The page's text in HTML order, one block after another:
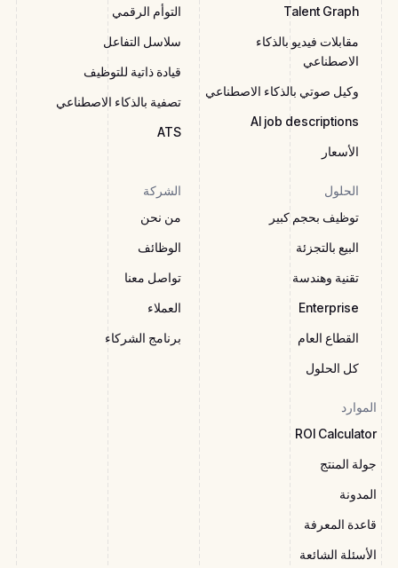
Talent Graph
مقابلات فيديو بالذكاء
الاصطناعي
وكيل صوتي بالذكاء الاصطناعي
AI job descriptions
الأسعار
التوأم الرقمي
سلاسل التفاعل
قيادة ذاتية للتوظيف
تصفية بالذكاء الاصطناعي
ATS
الحلول
توظيف بحجم كبير
البيع بالتجزئة
تقنية وهندسة
Enterprise
القطاع العام
كل الحلول
الشركة
من نحن
الوظائف
تواصل معنا
العملاء
برنامج الشركاء
الموارد
ROI Calculator
جولة المنتج
المدونة
قاعدة المعرفة
الأسئلة الشائعة